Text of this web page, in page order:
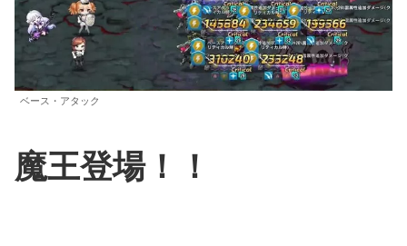
ベース・アタック
魔王登場！！